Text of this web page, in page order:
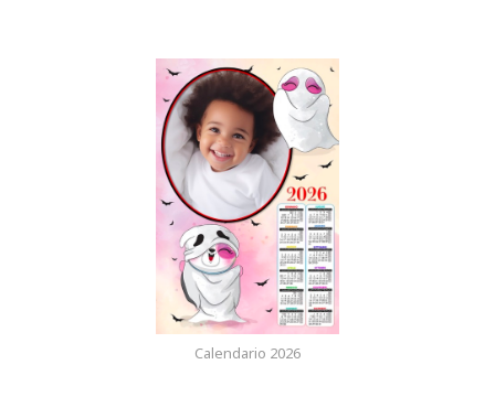
Calendario 2026